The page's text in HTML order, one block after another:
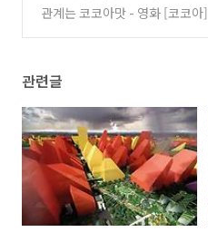
관계는 코코아맛 - 영화 [코코아]
관련글